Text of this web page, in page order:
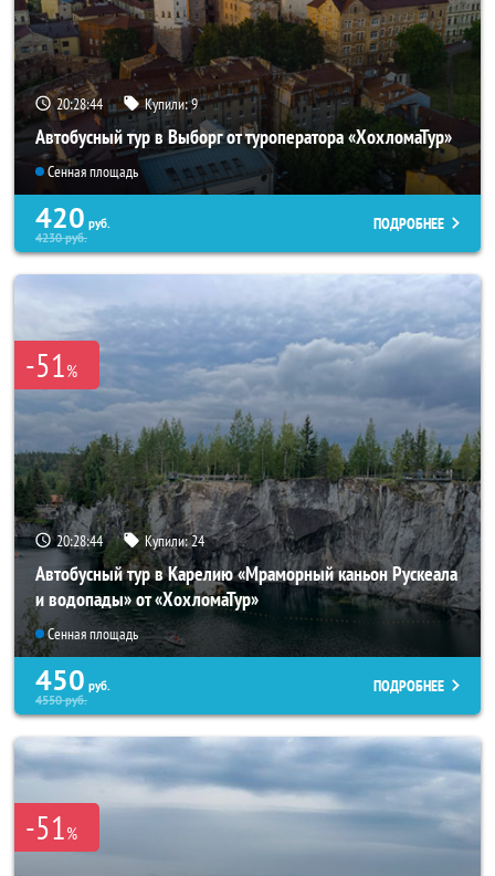
20:28:43 Купили:9
Автобусный тур в Выборг от туроператора «ХохломаТур»
Сенная площадь
420 руб.
4230руб.
ПОДРОБНЕЕ
-51%
20:28:43 Купили:24
Автобусный тур в Карелию «Мраморный каньон Рускеала
и водопады» от «ХохломаТур»
Сенная площадь
450 руб.
4550руб.
ПОДРОБНЕЕ
-51%